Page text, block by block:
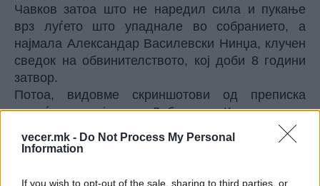
vecer.mk - Do Not Process My Personal
Information
If you wish to opt-out of the sale, sharing to third parties, or
Чавков затоа што не наредил сила и пукање
врз луѓето што упаднале во собранието, а
најмала Александар Василевски Нинџа, клучен
сведок на обвинителството, кој доби 8 години
затвор.
Потоа, видовме скриншотови од преписка
помеѓу судијката Добрила Кацарска и
обвинителката Русковска како договараат
пресуди за обвинетите. Лично имам видено пар
Јовевски и агенцијата за безбедност на Заев